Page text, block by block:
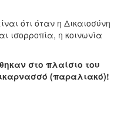
ότι όταν η Δικαιοσύνη
ισορροπία, η κοινωνία
στο πλαίσιο του
(παραλιακό)!